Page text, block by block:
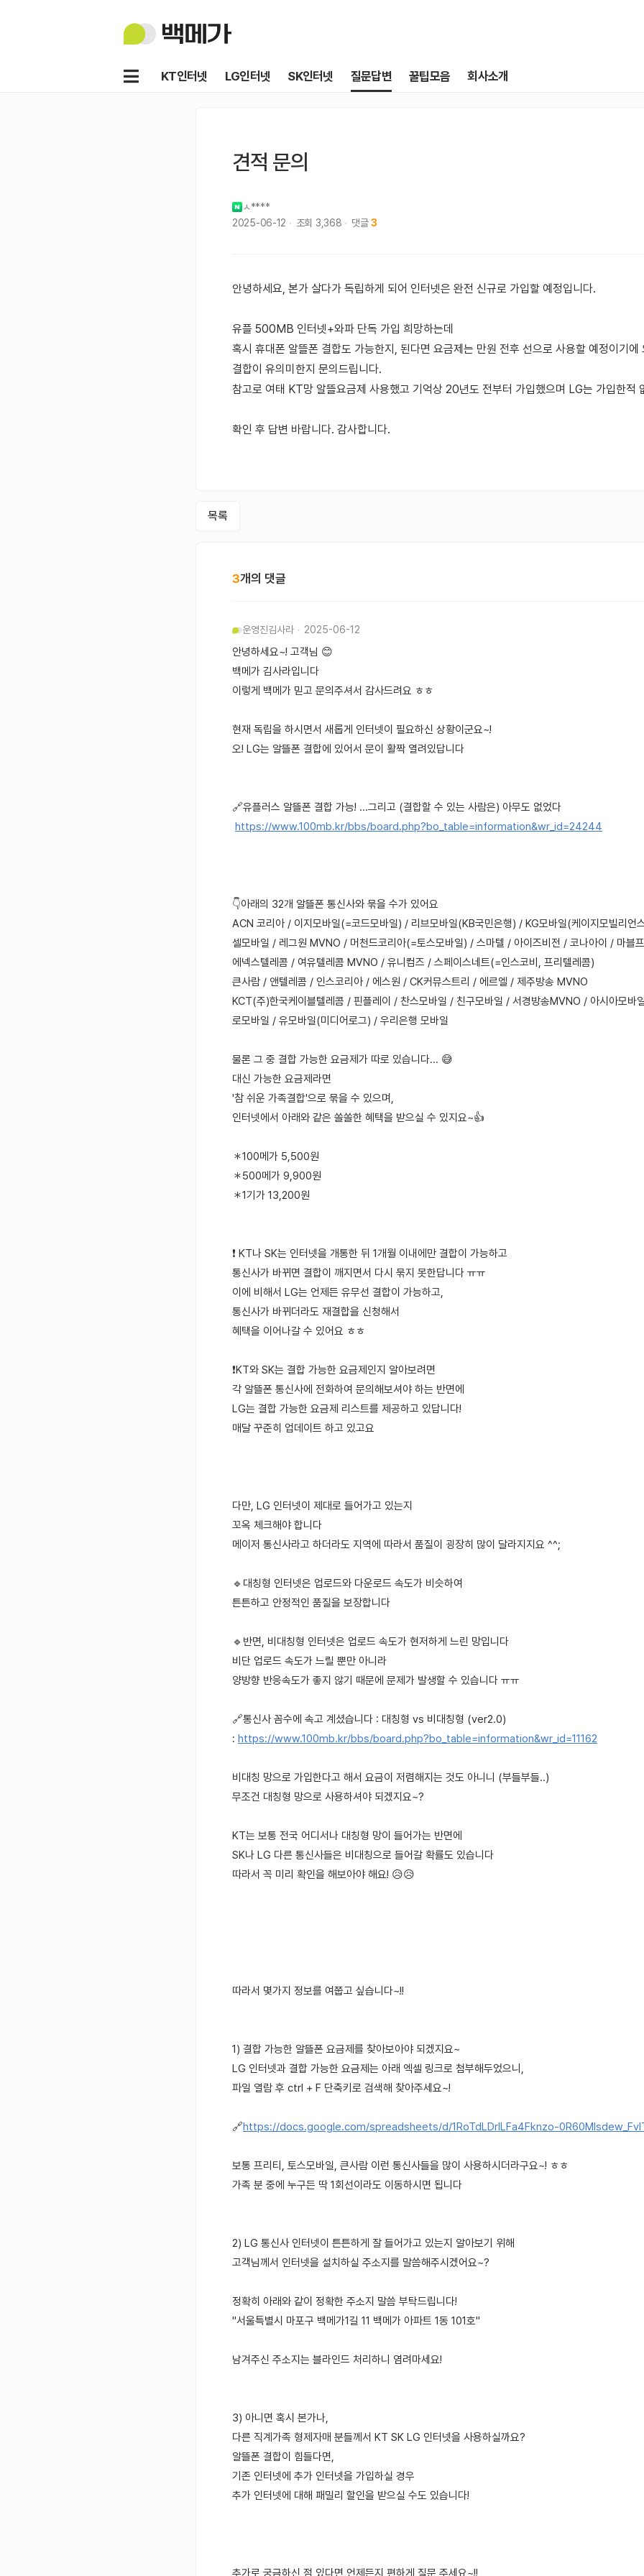
백
KT인터넷
LG인터넷 SK인터넷 질문답변 꿀팁모음 회사소개
메
견적 문의
ㅅ****
2025-06-12
조회 3,368 댓글 3
안녕하세요, 본가 살다가 독립하게 되어 인터넷은 완전 신규로 가입할 예정입니다.
유플 500MB 인터넷+와파 단독 가입 희망하는데
혹시 휴대폰 알뜰폰 결합도 가능한지, 된다면 요금제는 만원 전후 선으로 사용할 예정이기에
결합이 유의미한지 문의드립니다.
참고로 여태 KT망 알뜰요금제 사용했고 기억상 20년도 전부터 가입했으며 LG는 가입한적
확인 후 답변 바랍니다. 감사합니다.
목록
3개의 댓글
운영진김사라 2025-06-12
안녕하세요~! 고객님 😊
백메가 김사라입니다
이렇게 백메가 믿고 문의주셔서 감사드려요 ㅎㅎ
현재 독립을 하시면서 새롭게 인터넷이 필요하신 상황이군요~!
오! LG는 알뜰폰 결합에 있어서 문이 활짝 열려있답니다
🔗유플러스 알뜰폰 결합 가능! ...그리고 (결합할 수 있는 사람은) 아무도 없었다
https://www.100mb.kr/bbs/board.php?bo_table=information&wr_id=24244
👇아래의 32개 알뜰폰 통신사와 묶을 수가 있어요
ACN 코리아 / 이지모바일(=코드모바일) / 리브모바일(KB국민은행) / KG모바일(케이지모빌리언
셀모바일 / 레그원 MVNO / 머천드코리아(=토스모바일) / 스마텔 / 아이즈비전 / 코나아이 / 마블
에넥스텔레콤 / 여유텔레콤 MVNO / 유니컴즈 / 스페이스네트(=인스코비, 프리텔레콤)
큰사람 / 앤텔레콤 / 인스코리아 / 에스원 / CK커뮤스트리 / 에르엘 / 제주방송 MVNO
KCT(주)한국케이블텔레콤 / 핀플레이 / 찬스모바일 / 친구모바일 / 서경방송MVNO / 아시아모바
로모바일 / 유모바일(미디어로그) / 우리은행 모바일
물론 그 중 결합 가능한 요금제가 따로 있습니다... 😅
대신 가능한 요금제라면
'참 쉬운 가족결합'으로 묶을 수 있으며,
인터넷에서 아래와 같은 쏠쏠한 혜택을 받으실 수 있지요~👍
＊100메가 5,500원
＊500메가 9,900원
＊1기가 13,200원
❗ KT나 SK는 인터넷을 개통한 뒤 1개월 이내에만 결합이 가능하고
통신사가 바뀌면 결합이 깨지면서 다시 묶지 못한답니다 ㅠㅠ
이에 비해서 LG는 언제든 유무선 결합이 가능하고,
통신사가 바뀌더라도 재결합을 신청해서
혜택을 이어나갈 수 있어요 ㅎㅎ
❗KT와 SK는 결합 가능한 요금제인지 알아보려면
각 알뜰폰 통신사에 전화하여 문의해보셔야 하는 반면에
LG는 결합 가능한 요금제 리스트를 제공하고 있답니다!
매달 꾸준히 업데이트 하고 있고요
다만, LG 인터넷이 제대로 들어가고 있는지
꼬옥 체크해야 합니다
메이저 통신사라고 하더라도 지역에 따라서 품질이 굉장히 많이 달라지지요 ^^;
🔹대칭형 인터넷은 업로드와 다운로드 속도가 비슷하여
튼튼하고 안정적인 품질을 보장합니다
🔹반면, 비대칭형 인터넷은 업로드 속도가 현저하게 느린 망입니다
비단 업로드 속도가 느릴 뿐만 아니라
양방향 반응속도가 좋지 않기 때문에 문제가 발생할 수 있습니다 ㅠㅠ
🔗통신사 꼼수에 속고 계셨습니다 : 대칭형 vs 비대칭형 (ver2.0)
: https://www.100mb.kr/bbs/board.php?bo_table=information&wr_id=11162
비대칭 망으로 가입한다고 해서 요금이 저렴해지는 것도 아니니 (부들부들..)
무조건 대칭형 망으로 사용하셔야 되겠지요~?
KT는 보통 전국 어디서나 대칭형 망이 들어가는 반면에
SK나 LG 다른 통신사들은 비대칭으로 들어갈 확률도 있습니다
따라서 꼭 미리 확인을 해보아야 해요! 😥😥
따라서 몇가지 정보를 여쭙고 싶습니다~!!
1) 결합 가능한 알뜰폰 요금제를 찾아보아야 되겠지요~
LG 인터넷과 결합 가능한 요금제는 아래 엑셀 링크로 첨부해두었으니,
파일 열람 후 ctrl + F 단축키로 검색해 찾아주세요~!
🔗https://docs.google.com/spreadsheets/d/1RoTdLDrlLFa4Fknzo-
보통 프리티, 토스모바일, 큰사람 이런 통신사들을 많이 사용하시더라구요~! ㅎㅎ
가족 분 중에 누구든 딱 1회선이라도 이동하시면 됩니다
2) LG 통신사 인터넷이 튼튼하게 잘 들어가고 있는지 알아보기 위해
고객님께서 인터넷을 설치하실 주소지를 말씀해주시겠어요~?
정확히 아래와 같이 정확한 주소지 말씀 부탁드립니다!
"서울특별시 마포구 백메가1길 11 백메가 아파트 1동 101호"
남겨주신 주소지는 블라인드 처리하니 염려마세요!
3) 아니면 혹시 본가나,
다른 직계가족 형제자매 분들께서 KT SK LG 인터넷을 사용하실까요?
알뜰폰 결합이 힘들다면,
기존 인터넷에 추가 인터넷을 가입하실 경우
추가 인터넷에 대해 패밀리 할인을 받으실 수도 있습니다!
추가로 궁금하신 점 있다면 언제든지 편하게 질문 주세요~!!